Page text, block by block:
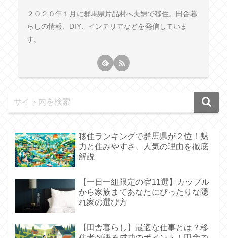
２０２０年１月に群馬県片品村へ夫婦で移住。田舎暮
らしの情報、DIY、インテリアなどを発信していま
す。
移住ランキングで群馬県が２位！魅
力と住みやすさ、人気の理由を徹底
解説
【一日一組限定の宿11選】カップル
から家族まであなたにぴったりな隠
れ家の選び方
【田舎暮らし】最適な仕事とは？移